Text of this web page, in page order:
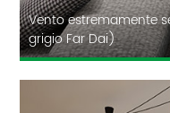
Vento estremamente
grigio Far Dai)